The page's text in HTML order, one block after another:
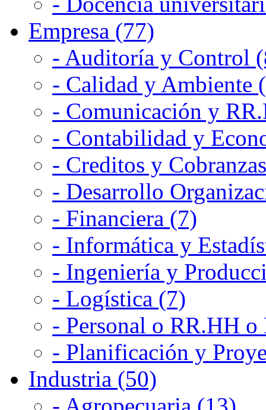
Empresa (77)
- Auditoría y Control
- Calidad y Ambiente
- Comunicación y
- Contabilidad y
- Creditos y
- Desarrollo
- Financiera (7)
- Informática y
- Ingeniería y
- Logística (7)
- Personal o RR.HH
- Planificación y
Industria (50)